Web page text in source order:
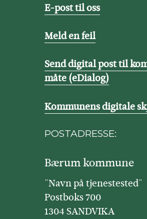
E-post til oss
Meld en feil
Send digital post til
måte (eDialog)
Kommunens digitale
POSTADRESSE:
Bærum kommune
"Navn på tjenestested"
Postboks 700
1304 SANDVIKA